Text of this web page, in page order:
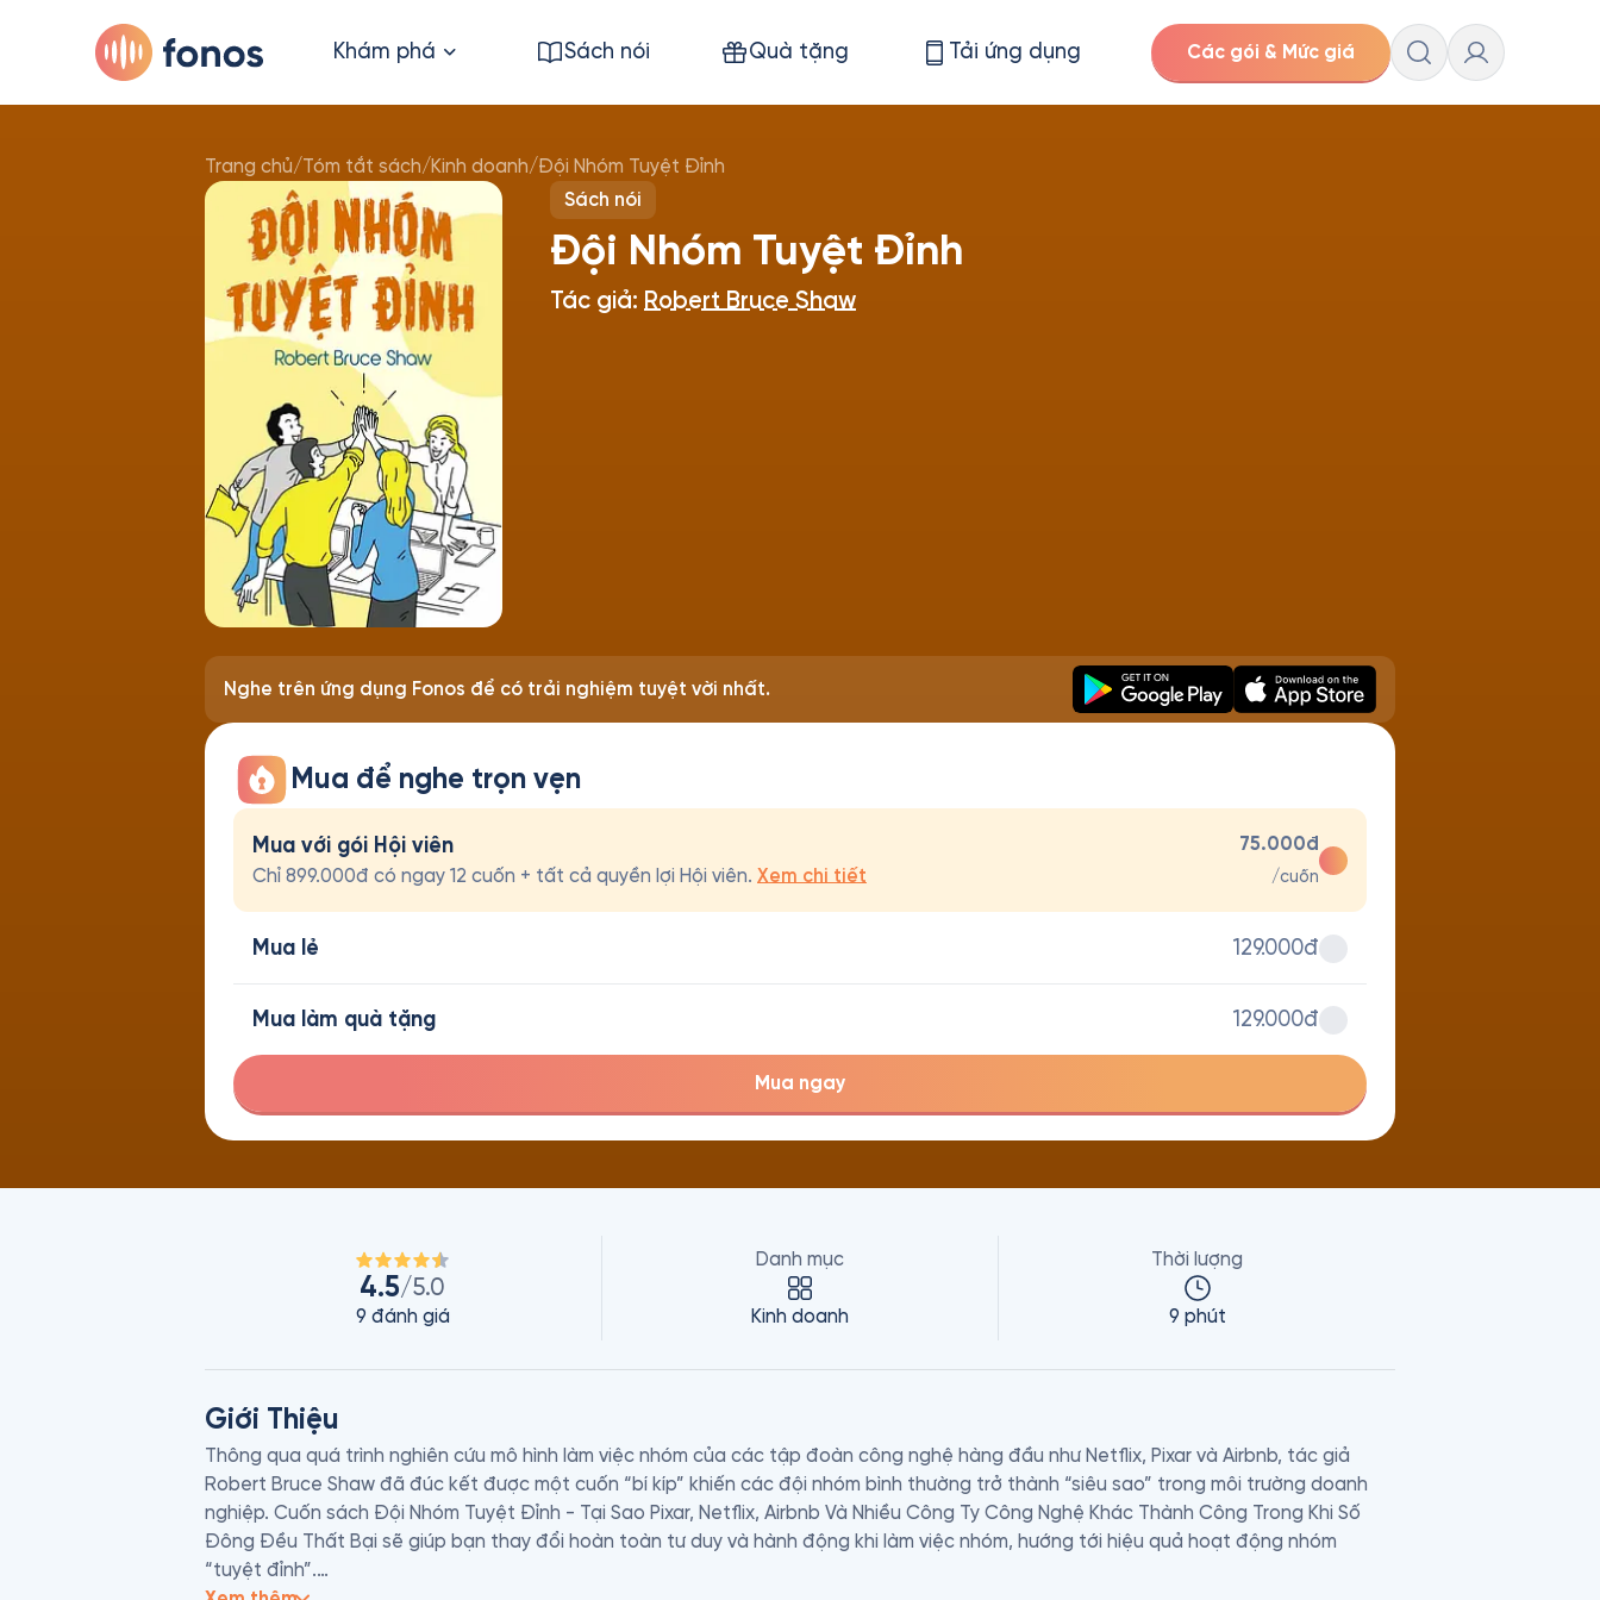
Khám phá Sách nói Quà tặng Tải ứng dụng Các gói & Mức giá
Trang chủ/Tóm tắt sách/Kinh doanh/Đội Nhóm Tuyệt Đỉnh
Sách nói
Đội Nhóm Tuyệt Đỉnh
Tác giả: Robert Bruce Shaw
Nghe trên ứng dụng Fonos để có trải nghiệm tuyệt vời nhất.
Mua để nghe trọn vẹn
Mua với gói Hội viên
Chỉ 899.000đ có ngay 12 cuốn + tất cả quyền lợi Hội viên. Xem chi tiết
75.000đ
/cuốn
Mua lẻ 129.000đ
Mua làm quà tặng 129.000đ
Mua ngay
4.5/5.0
9 đánh giá
Danh mục
Kinh doanh
Thời lượng
9 phút
Giới Thiệu
Thông qua quá trình nghiên cứu mô hình làm việc nhóm của các tập đoàn công nghệ hàng đầu như Netflix, Pixar và Airbnb, tác giả
Robert Bruce Shaw đã đúc kết được một cuốn “bí kíp” khiến các đội nhóm bình thường trở thành “siêu sao” trong môi trường doanh
nghiệp. Cuốn sách Đội Nhóm Tuyệt Đỉnh - Tại Sao Pixar, Netflix, Airbnb Và Nhiều Công Ty Công Nghệ Khác Thành Công Trong Khi Số
Đông Đều Thất Bại sẽ giúp bạn thay đổi hoàn toàn tư duy và hành động khi làm việc nhóm, hướng tới hiệu quả hoạt động nhóm
“tuyệt đỉnh”.